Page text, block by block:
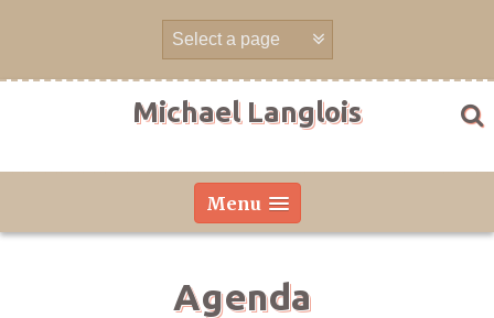
Michael Langlois
Menu
Agenda